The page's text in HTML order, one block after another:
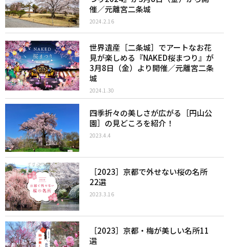
催／元離宮二条城
2024.2.16
世界遺産［二条城］でアートなお花
見が楽しめる『NAKED桜まつり』が
3月8日（金）より開催／元離宮二条
城
2024.1.30
四季折々の美しさが広がる［円山公
園］の見どころを紹介！
2023.4.4
［2023］京都で外せない桜の名所
22選
2023.3.16
［2023］京都・梅が美しい名所11
選